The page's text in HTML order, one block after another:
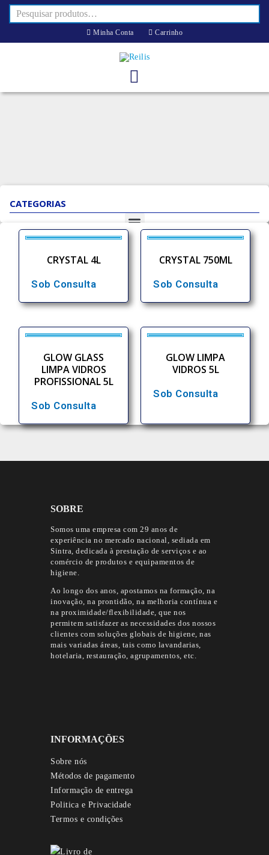
Minha Conta Carrinho
CATEGORIAS
CRYSTAL 4L
Sob Consulta
CRYSTAL 750ML
Sob Consulta
GLOW GLASS
LIMPA VIDROS
PROFISSIONAL 5L
Sob Consulta
GLOW LIMPA
VIDROS 5L
Sob Consulta
SOBRE
Somos uma empresa com 29 anos de
experiência no mercado nacional, sediada em
Sintra, dedicada à prestação de serviços e ao
comércio de produtos e equipamentos de
higiene.
Ao longo dos anos, apostamos na formação, na
inovação, na prontidão, na melhoria contínua e
na proximidade/flexibilidade, que nos
permitem satisfazer as necessidades dos nossos
clientes com soluções globais de higiene, nas
mais variadas áreas, tais como lavandarias,
hotelaria, restauração, agrupamentos, etc.
INFORMAÇÕES
Sobre nós
Métodos de pagamento
Informação de entrega
Politica e Privacidade
Termos e condições